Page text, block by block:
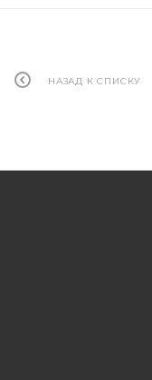
НАЗАД К СПИСКУ